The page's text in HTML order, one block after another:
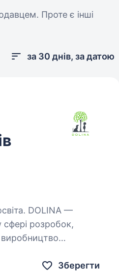
Проте є інші
за 30 днів, за датою
—
розробок,
виробництво
Зберегти